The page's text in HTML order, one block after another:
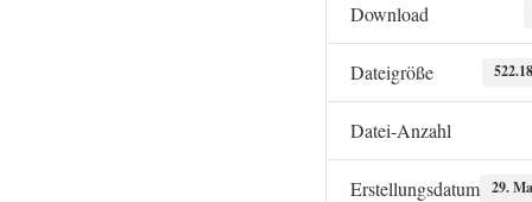
Download
Dateigröße
Datei-Anzahl
Erstellungsdatum 29.